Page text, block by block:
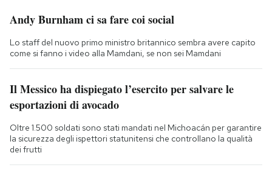
Andy Burnham ci sa fare coi social
Lo staff del nuovo primo ministro britannico sembra avere capito
come si fanno i video alla Mamdani, se non sei Mamdani
Il Messico ha dispiegato l’esercito per salvare le
esportazioni di avocado
Oltre 1.500 soldati sono stati mandati nel Michoacán per garantire
la sicurezza degli ispettori statunitensi che controllano la qualità
dei frutti